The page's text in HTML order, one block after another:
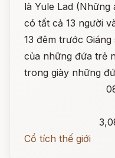
là Yule Lad (Những
có tất cả 13 người
13 đêm trước
của những đứa trẻ
trong giày những
Cổ tích thế giới